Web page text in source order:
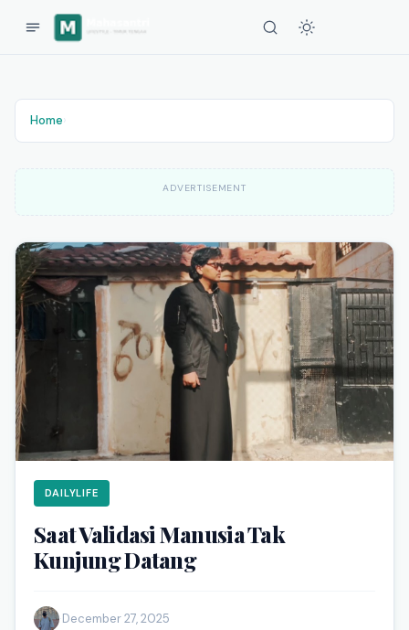
Home›
ADVERTISEMENT
DAILYLIFE
Saat Validasi Manusia Tak
Kunjung Datang
December 27, 2025